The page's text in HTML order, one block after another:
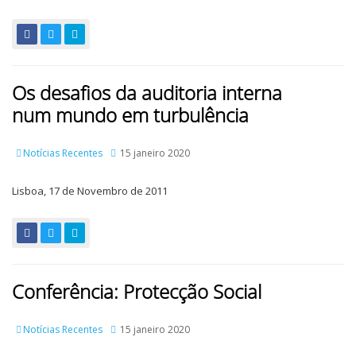
Os desafios da auditoria interna
num mundo em turbulência
Notícias Recentes 15 janeiro 2020
Lisboa, 17 de Novembro de 2011
Conferência: Protecção Social
Notícias Recentes 15 janeiro 2020